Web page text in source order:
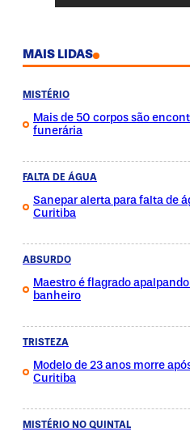
MAIS LIDAS
MISTÉRIO
Mais de 50 corpos são
funerária
FALTA DE ÁGUA
Sanepar alerta para falta de
Curitiba
ABSURDO
Maestro é flagrado
banheiro
TRISTEZA
Modelo de 23 anos morre
Curitiba
MISTÉRIO NO QUINTAL